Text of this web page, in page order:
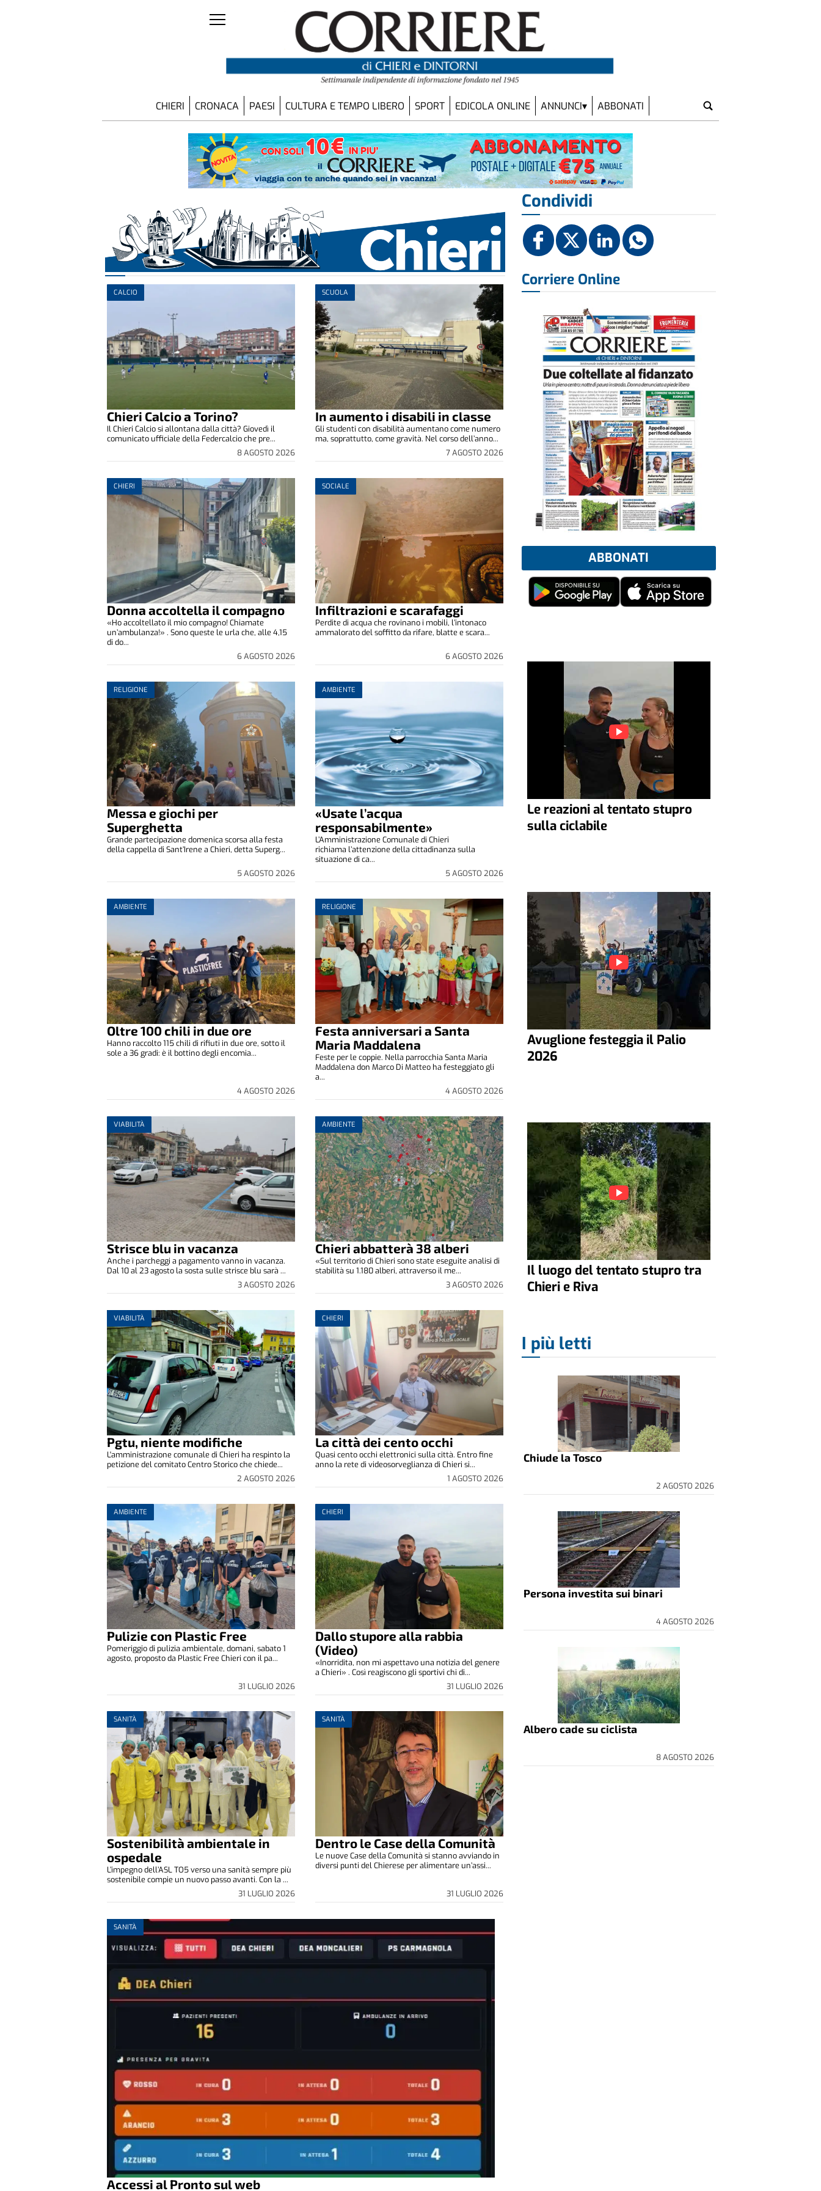
CHIERI CRONACA PAESI CULTURA E TEMPO LIBERO SPORT EDICOLA ONLINE ANNUNCI ABBONATI
CALCIO
Chieri Calcio a Torino?
8 AGOSTO 2026
Il Chieri Calcio si allontana dalla città? Giovedì il
comunicato ufficiale della Federcalcio che pre...
SCUOLA
In aumento i disabili in classe
7 AGOSTO 2026
Gli studenti con disabilità aumentano come numero
ma, soprattutto, come gravità. Nel corso dell’anno...
CHIERI
Donna accoltella il compagno
6 AGOSTO 2026
«Ho accoltellato il mio compagno! Chiamate
un’ambulanza!» . Sono queste le urla che, alle 4,15
di do...
SOCIALE
Infiltrazioni e scarafaggi
6 AGOSTO 2026
Perdite di acqua che rovinano i mobili, l’intonaco
ammalorato del soffitto da rifare, blatte e scara...
RELIGIONE
Messa e giochi per
Superghetta
5 AGOSTO 2026
Grande partecipazione domenica scorsa alla festa
della cappella di Sant’Irene a Chieri, detta Superg...
AMBIENTE
«Usate l’acqua
responsabilmente»
5 AGOSTO 2026
L’Amministrazione Comunale di Chieri
richiama l’attenzione della cittadinanza sulla
situazione di ca...
AMBIENTE
Oltre 100 chili in due ore
4 AGOSTO 2026
Hanno raccolto 115 chili di rifiuti in due ore, sotto il
sole a 36 gradi: è il bottino degli encomia...
RELIGIONE
Festa anniversari a Santa
Maria Maddalena
4 AGOSTO 2026
Feste per le coppie. Nella parrocchia Santa Maria
Maddalena don Marco Di Matteo ha festeggiato gli
a...
VIABILITÀ
Strisce blu in vacanza
3 AGOSTO 2026
Anche i parcheggi a pagamento vanno in vacanza.
Dal 10 al 23 agosto la sosta sulle strisce blu sarà ...
AMBIENTE
Chieri abbatterà 38 alberi
3 AGOSTO 2026
«Sul territorio di Chieri sono state eseguite analisi di
stabilità su 1.180 alberi, attraverso il me...
VIABILITÀ
Pgtu, niente modifiche
2 AGOSTO 2026
L'amministrazione comunale di Chieri ha respinto la
petizione del comitato Centro Storico che chiede...
CHIERI
La città dei cento occhi
1 AGOSTO 2026
Quasi cento occhi elettronici sulla città. Entro fine
anno la rete di videosorveglianza di Chieri si...
AMBIENTE
Pulizie con Plastic Free
31 LUGLIO 2026
Pomeriggio di pulizia ambientale, domani, sabato 1
agosto, proposto da Plastic Free Chieri con il pa...
CHIERI
Dallo stupore alla rabbia
(Video)
31 LUGLIO 2026
«Inorridita, non mi aspettavo una notizia del genere
a Chieri» . Così reagiscono gli sportivi chi di...
SANITÀ
Sostenibilità ambientale in
ospedale
31 LUGLIO 2026
L’impegno dell’ASL TO5 verso una sanità sempre più
sostenibile compie un nuovo passo avanti. Con la ...
SANITÀ
Dentro le Case della Comunità
31 LUGLIO 2026
Le nuove Case della Comunità si stanno avviando in
diversi punti del Chierese per alimentare un’assi...
SANITÀ
Accessi al Pronto sul web
Condividi
Corriere Online
ABBONATI
Le reazioni al tentato stupro
sulla ciclabile
Avuglione festeggia il Palio
2026
Il luogo del tentato stupro tra
Chieri e Riva
I più letti
Chiude la Tosco
2 AGOSTO 2026
Persona investita sui binari
4 AGOSTO 2026
Albero cade su ciclista
8 AGOSTO 2026